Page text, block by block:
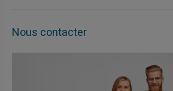
Nous contacter